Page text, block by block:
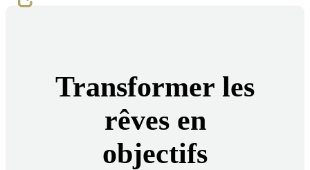
Transformer les
rêves en
objectifs